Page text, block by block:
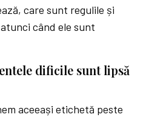
care sunt regulile și
când ele sunt
dificile sunt lipsă
aceeași etichetă peste